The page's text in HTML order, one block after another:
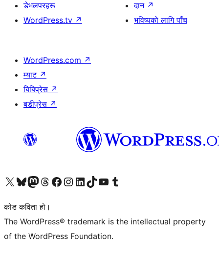
डेभलपरहरू
WordPress.tv ↗
दान ↗
भविष्यको लागि पाँच
WordPress.com ↗
म्याट ↗
बिबिप्रेस ↗
बडीप्रेस ↗
हाम्रो X (पहिले ट्विटर) खातामा जानुहोस्
हाम्रो Bluesky खाता भ्रमण गर्नुहोस्
हाम्रो म्यास्टोडन खाता भ्रमण गर्नुहोस्
हाम्रो थ्रेड्स खातामा जानुहोस्
हाम्रो फेसबुक पेजमा जानुहोस्
हाम्रो इन्स्टाग्राम खातामा जानुहोस्
हाम्रो लिङ्क्डइन खातामा जानुहोस्
हाम्रो TikTok खाता भ्रमण गर्नुहोस्
हाम्रो युट्युब च्यानलमा जानुहोस्
हाम्रो टम्बलर खाता भ्रमण गर्नुहोस्
कोड कविता हो।
The WordPress® trademark is the intellectual property
of the WordPress Foundation.